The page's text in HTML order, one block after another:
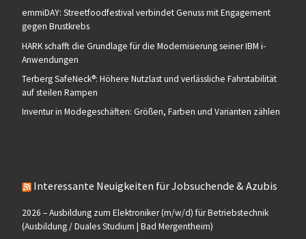
emmiDAY: Streetfoodfestival verbindet Genuss mit Engagement
gegen Brustkrebs
HARK schafft die Grundlage für die Modernisierung seiner IBM i-
Anwendungen
Terberg SafeNeck®: Höhere Nutzlast und verlässliche Fahrstabilität
auf steilen Rampen
Inventur in Modegeschäften: Größen, Farben und Varianten zählen
Interessante Neuigkeiten für Jobsuchende & Azubis
2026 – Ausbildung zum Elektroniker (m/w/d) für Betriebstechnik
(Ausbildung / Duales Studium | Bad Mergentheim)